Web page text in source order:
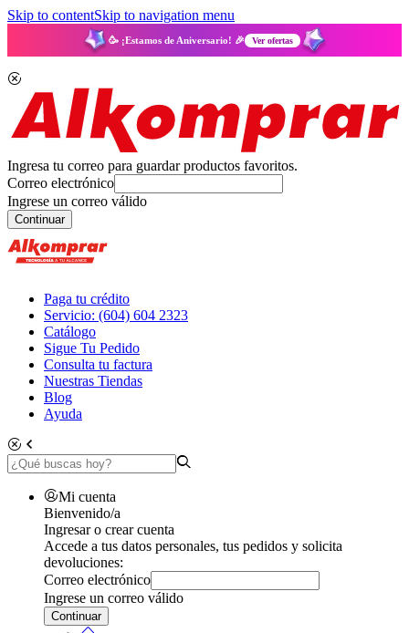
Skip to contentSkip to navigation menu
🥳 ¡Estamos de Aniversario! 🎉 Ver ofertas
Ingresa tu correo para guardar productos favoritos.
Correo electrónico
Ingrese un correo válido
Continuar
Paga tu crédito
Servicio: (604) 604 2323
Catálogo
Sigue Tu Pedido
Consulta tu factura
Nuestras Tiendas
Blog
Ayuda
Mi cuenta
Bienvenido/a
Ingresar o crear cuenta
Accede a tus datos personales, tus pedidos y solicita
devoluciones:
Correo electrónico
Ingrese un correo válido
Continuar